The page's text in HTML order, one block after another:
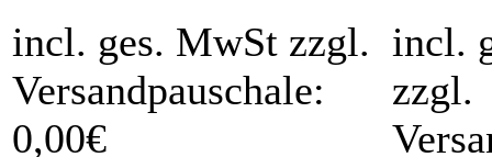
incl. ges. MwSt zzgl.
Versandpauschale:
0,00€
incl.
zzgl.